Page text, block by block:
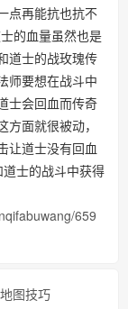
点再能抗也抗不
的血量虽然也是
道士的战玫瑰传
师要想在战斗中
士会回血而传奇
面就很被动，
让道士没有回血
士的战斗中获得
659
图技巧